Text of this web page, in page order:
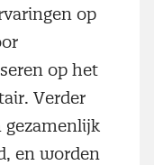
op
op het
Verder
gezamenlijk
en worden